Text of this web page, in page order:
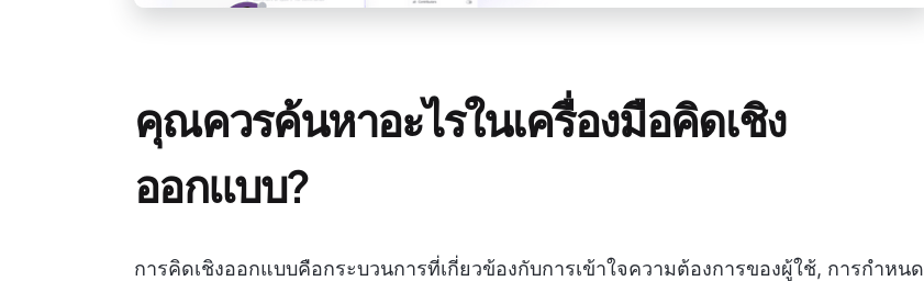
คุณควรค้นหาอะไรในเครื่องมือคิดเชิง
ออกแบบ?
การคิดเชิงออกแบบคือกระบวนการที่เกี่ยวข้องกับการเข้าใจความต้องการของผู้ใช้, การกำหนด